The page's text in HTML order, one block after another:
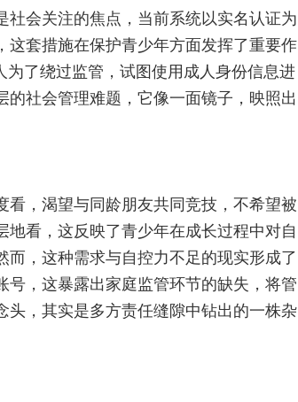
会关注的焦点，当前系统以实名认证为
套措施在保护青少年方面发挥了重要作
为了绕过监管，试图使用成人身份信息进
社会管理难题，它像一面镜子，映照出
，渴望与同龄朋友共同竞技，不希望被
看，这反映了青少年在成长过程中对自
，这种需求与自控力不足的现实形成了
，这暴露出家庭监管环节的缺失，将管
，其实是多方责任缝隙中钻出的一株杂